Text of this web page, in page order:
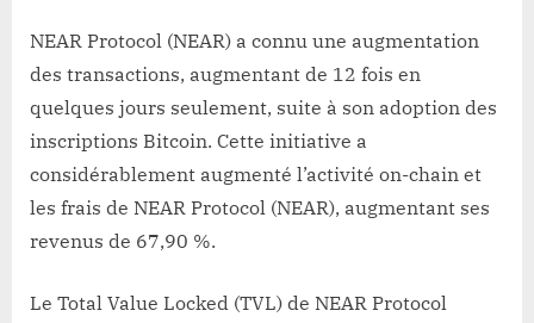
NEAR Protocol (NEAR) a connu une augmentation
des transactions, augmentant de 12 fois en
quelques jours seulement, suite à son adoption des
inscriptions Bitcoin. Cette initiative a
considérablement augmenté l’activité on-chain et
les frais de NEAR Protocol (NEAR), augmentant ses
revenus de 67,90 %.
Le Total Value Locked (TVL) de NEAR Protocol